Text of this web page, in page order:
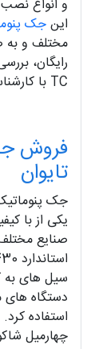
و انواع
اینجک
مختلف و به
رایگان،
TC با کارشناسان دلکو صنعت تماس بگیرید.
فروش
تایوان
یکی از با
صنایع
سیل های به
دستگاه های
استفاده
چهارمیل